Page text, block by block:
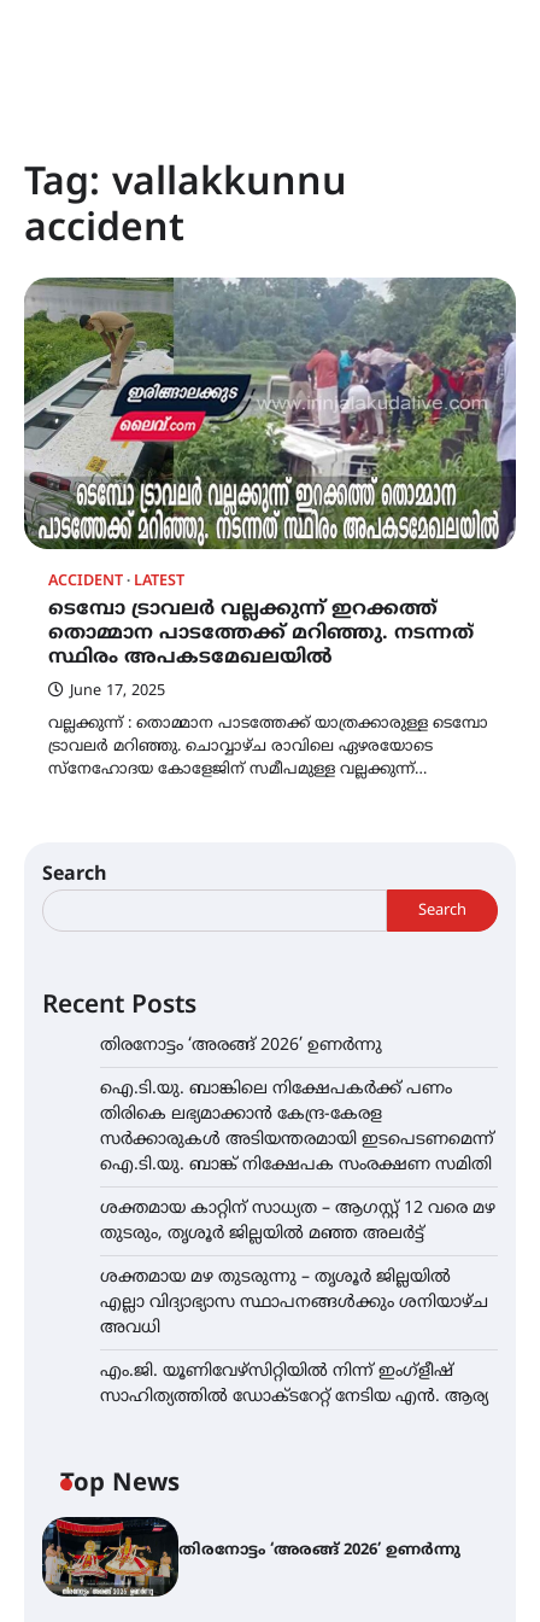
Tag: vallakkunnu
accident
ACCIDENT LATEST
ടെമ്പോ ട്രാവലർ വല്ലക്കുന്ന് ഇറക്കത്ത്
തൊമ്മാന പാടത്തേക്ക് മറിഞ്ഞു. നടന്നത്
സ്ഥിരം അപകടമേഖലയിൽ
June 17, 2025
വല്ലക്കുന്ന് : തൊമ്മാന പാടത്തേക്ക് യാത്രക്കാരുള്ള ടെമ്പോ
ട്രാവലർ മറിഞ്ഞു. ചൊവ്വാഴ്ച രാവിലെ ഏഴരയോടെ
സ്നേഹോദയ കോളേജിന് സമീപമുള്ള വല്ലക്കുന്ന്…
Search
Search
Recent Posts
തിരനോട്ടം ‘അരങ്ങ് 2026’ ഉണർന്നു
ഐ.ടി.യു. ബാങ്കിലെ നിക്ഷേപകർക്ക് പണം
തിരികെ ലഭ്യമാക്കാൻ കേന്ദ്ര-കേരള
സർക്കാരുകൾ അടിയന്തരമായി ഇടപെടണമെന്ന്
ഐ.ടി.യു. ബാങ്ക് നിക്ഷേപക സംരക്ഷണ സമിതി
ശക്തമായ കാറ്റിന് സാധ്യത – ആഗസ്റ്റ് 12 വരെ മഴ
തുടരും, തൃശൂർ ജില്ലയിൽ മഞ്ഞ അലർട്ട്
ശക്തമായ മഴ തുടരുന്നു – തൃശൂർ ജില്ലയിൽ
എല്ലാ വിദ്യാഭ്യാസ സ്ഥാപനങ്ങൾക്കും ശനിയാഴ്ച
അവധി
എം.ജി. യൂണിവേഴ്‌സിറ്റിയിൽ നിന്ന് ഇംഗ്ളീഷ്
സാഹിത്യത്തിൽ ഡോക്ടറേറ്റ് നേടിയ എൻ. ആര്യ
Top News
തിരനോട്ടം ‘അരങ്ങ് 2026’ ഉണർന്നു